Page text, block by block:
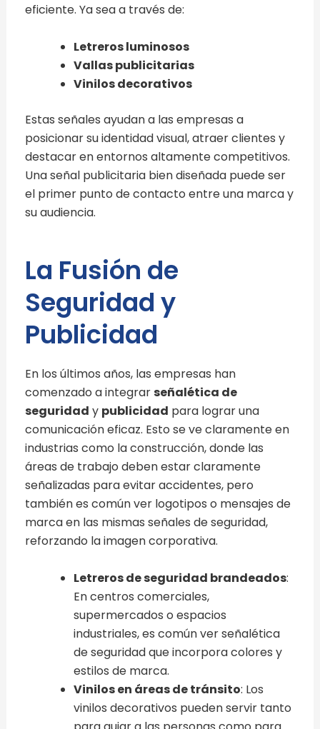
eficiente. Ya sea a través de:
Letreros luminosos
Vallas publicitarias
Vinilos decorativos
Estas señales ayudan a las empresas a
posicionar su identidad visual, atraer clientes y
destacar en entornos altamente competitivos.
Una señal publicitaria bien diseñada puede ser
el primer punto de contacto entre una marca y
su audiencia.
La Fusión de
Seguridad y
Publicidad
En los últimos años, las empresas han
comenzado a integrar señalética de
seguridad y publicidad para lograr una
comunicación eficaz. Esto se ve claramente en
industrias como la construcción, donde las
áreas de trabajo deben estar claramente
señalizadas para evitar accidentes, pero
también es común ver logotipos o mensajes de
marca en las mismas señales de seguridad,
reforzando la imagen corporativa.
Letreros de seguridad brandeados:
En centros comerciales,
supermercados o espacios
industriales, es común ver señalética
de seguridad que incorpora colores y
estilos de marca.
Vinilos en áreas de tránsito: Los
vinilos decorativos pueden servir tanto